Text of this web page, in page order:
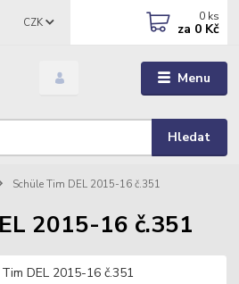
Menu
CZK
Hledat
0 ks
za 0 Kč
Schüle Tim DEL 2015-16 č.351
2015-16 č.351